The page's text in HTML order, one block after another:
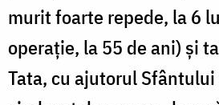
murit foarte repede, la 6
operație, la 55 de ani) și
Tata, cu ajutorul